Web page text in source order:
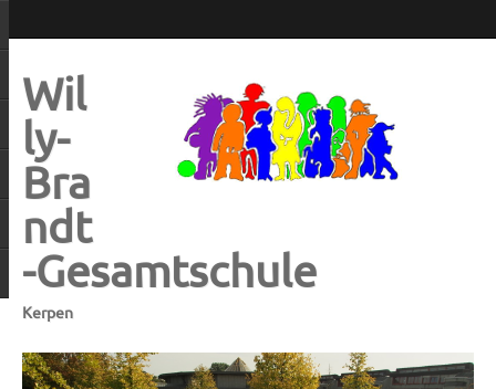
Wil
ly-
Bra
ndt
-Gesamtschule
Kerpen